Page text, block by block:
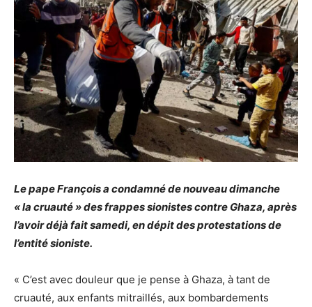
Le pape François a condamné de nouveau dimanche
« la cruauté » des frappes sionistes contre Ghaza, après
l’avoir déjà fait samedi, en dépit des protestations de
l’entité sioniste.
« C’est avec douleur que je pense à Ghaza, à tant de
cruauté, aux enfants mitraillés, aux bombardements